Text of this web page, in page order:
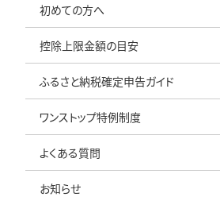
初めての方へ
控除上限金額の目安
ふるさと納税確定申告ガイド
ワンストップ特例制度
よくある質問
お知らせ